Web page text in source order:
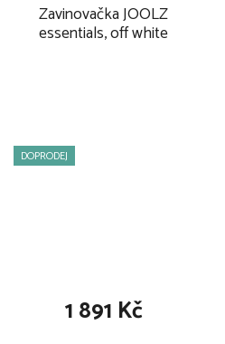
Zavinovačka JOOLZ
essentials, off white
DOPRODEJ
1 891 Kč